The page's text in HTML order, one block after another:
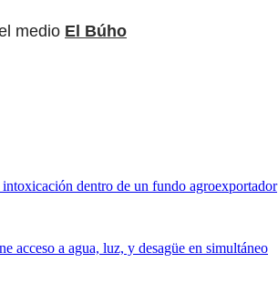
medio El Búho
dentro de un fundo agroexportador
acceso a agua, luz, y desagüe en simultáneo